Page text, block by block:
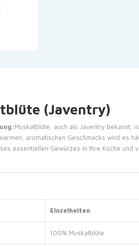
(Javentry)
Muskatblüte, auch als Javentry bekannt,
aromatischen Geschmacks wird es
essentiellen Gewürzes in Ihre Küche und
Einzelheiten
100% Muskatblüte